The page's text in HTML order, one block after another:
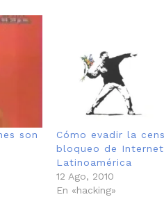
son
Cómo evadir la
bloqueo de
Latinoamérica
12 Ago, 2010
En «hacking»